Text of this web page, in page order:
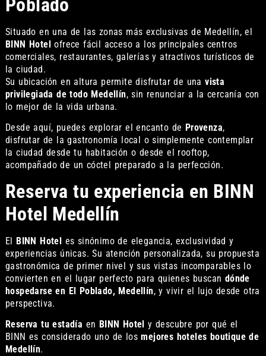
Poblado
Situado en una de las zonas más exclusivas de Medellín, el
BINN Hotelofrece fácil acceso a los principales centros
comerciales, restaurantes, galerías y atractivos turísticos de
la ciudad.
Su ubicación en altura permite disfrutar de unavista
privilegiada de todo Medellín, sin renunciar a la cercanía con
lo mejor de la vida urbana.
Desde aquí, puedes explorar el encanto de Provenza,
disfrutar de la gastronomía local o simplemente contemplar
la ciudad desde tu habitación o desde el rooftop,
acompañado de un cóctel preparado a la perfección.
Reserva tu experiencia en BINN
Hotel Medellín
El BINN Hotel es sinónimo de elegancia, exclusividad y
experiencias únicas. Su atención personalizada, su propuesta
gastronómica de primer nivel y sus vistas incomparables lo
convierten en el lugar perfecto para quienes buscan dónde
hospedarse en El Poblado, Medellín, y vivir el lujo desde otra
perspectiva.
Reserva tu estadía en BINN Hotel y descubre por qué el
BINN es considerado uno de losmejores hoteles boutique de
Medellín.